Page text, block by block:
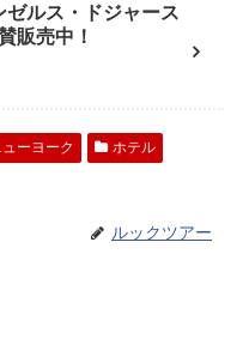
ゼルス・ドジャース
販売中！
ューヨーク
ホテル
ルックツアー